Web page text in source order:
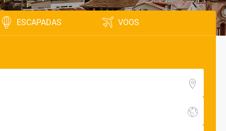
ESCAPADAS VOOS